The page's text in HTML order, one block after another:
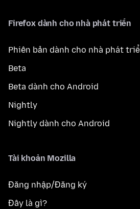
Firefox dành cho nhà phát triển
Phiên bản dành cho nhà phát
Beta
Beta dành cho Android
Nightly
Nightly dành cho Android
Tài khoản Mozilla
Đăng nhập/Đăng ký
Đây là gì?